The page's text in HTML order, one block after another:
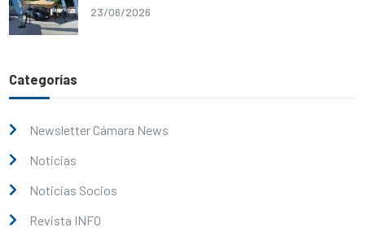
23/06/2026
Categorías
Newsletter Cámara News
Noticias
Noticias Socios
Revista INFO